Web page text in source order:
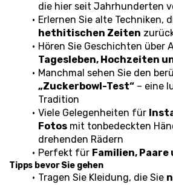
die hier seit Jahrhunderten
hethitischen Zeiten
Tagesleben, Hochzeiten
„Zuckerbowl-Test“ – eine
Tradition
Viele Gelegenheiten für
Fotos mit tonbedeckten
drehenden Rädern
Perfekt für Familien, Paare
Tipps bevor Sie gehen
Tragen Sie Kleidung, die Sie